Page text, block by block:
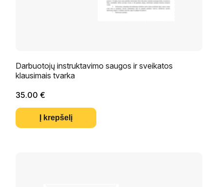
Darbuotojų instruktavimo saugos ir sveikatos
klausimais tvarka
35.00 €
Į krepšelį